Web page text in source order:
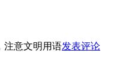
注意文明用语发表评论